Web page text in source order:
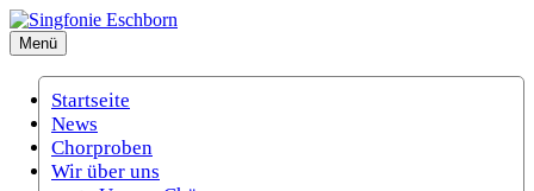
Zum
Inhalt
springen
Singfonie Eschborn
(Gemischter Chor Eschborn e.V.)
Menü
Startseite
News
Chorproben
Wir über uns